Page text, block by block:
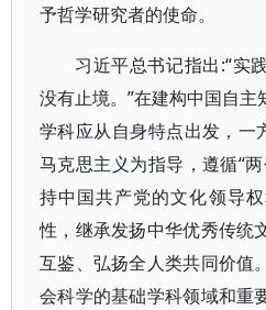
予哲学研究者的使命。
习近平总书记指出:“实
没有止境。”在建构中国自
学科应从自身特点出发，一
马克思主义为指导，遵循“
持中国共产党的文化领导
性，继承发扬中华优秀传统
互鉴、弘扬全人类共同价值
会科学的基础学科领域和重